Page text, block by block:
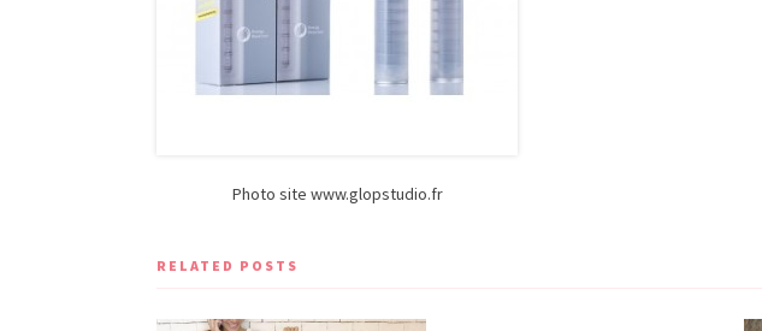
Photo site www.glopstudio.fr
RELATED POSTS